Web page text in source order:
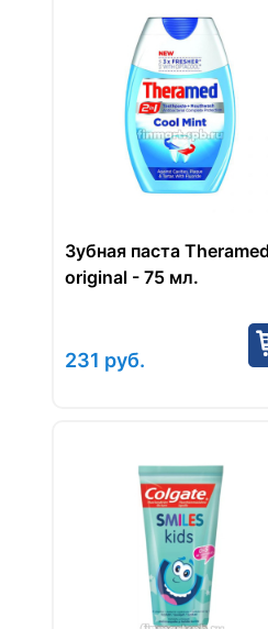
Зубная паста Theramed
original - 75 мл.
231 руб.